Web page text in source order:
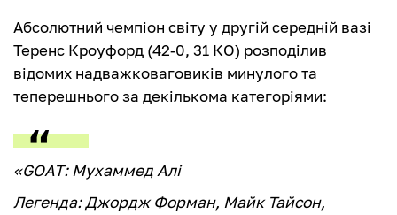
Абсолютний чемпіон світу у другій середній вазі
Теренс Кроуфорд (42-0, 31 КО) розподілив
відомих надважковаговиків минулого та
теперешнього за декількома категоріями:
«GOAT: Мухаммед Алі
Легенда: Джордж Форман, Майк Тайсон,